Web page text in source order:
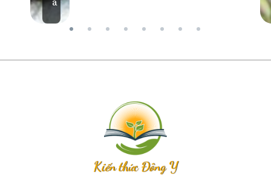
Kiến thức Đông Y